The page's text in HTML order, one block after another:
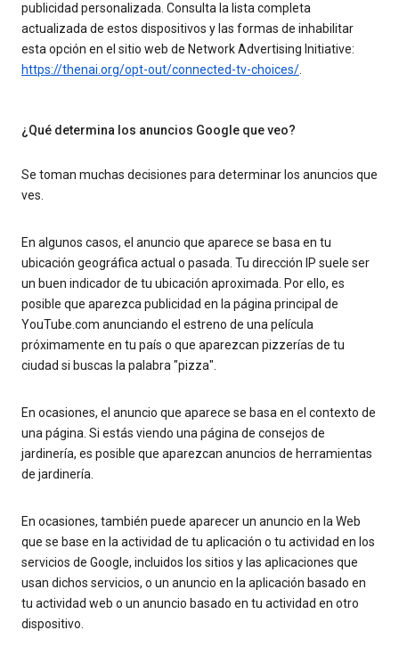
publicidad personalizada. Consulta la lista completa
actualizada de estos dispositivos y las formas de inhabilitar
esta opción en el sitio web de Network Advertising Initiative:
https://thenai.org/opt-out/connected-tv-choices/.
¿Qué determina los anuncios Google que veo?
Se toman muchas decisiones para determinar los anuncios que
ves.
En algunos casos, el anuncio que aparece se basa en tu
ubicación geográfica actual o pasada. Tu dirección IP suele ser
un buen indicador de tu ubicación aproximada. Por ello, es
posible que aparezca publicidad en la página principal de
YouTube.com anunciando el estreno de una película
próximamente en tu país o que aparezcan pizzerías de tu
ciudad si buscas la palabra "pizza".
En ocasiones, el anuncio que aparece se basa en el contexto de
una página. Si estás viendo una página de consejos de
jardinería, es posible que aparezcan anuncios de herramientas
de jardinería.
En ocasiones, también puede aparecer un anuncio en la Web
que se base en la actividad de tu aplicación o tu actividad en los
servicios de Google, incluidos los sitios y las aplicaciones que
usan dichos servicios, o un anuncio en la aplicación basado en
tu actividad web o un anuncio basado en tu actividad en otro
dispositivo.